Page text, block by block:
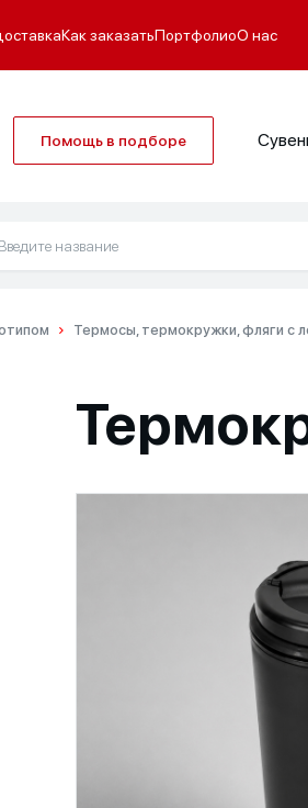
Как заказатьПортфолиоО нас
Помощь в подборе
Термосы, термокружки, фляги с